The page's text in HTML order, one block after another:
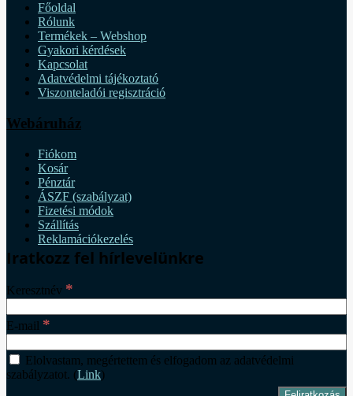
Főoldal
Rólunk
Termékek – Webshop
Gyakori kérdések
Kapcsolat
Adatvédelmi tájékoztató
Viszonteladói regisztráció
Webáruház
Fiókom
Kosár
Pénztár
ÁSZF (szabályzat)
Fizetési módok
Szállítás
Reklamációkezelés
Iratkozz fel hírlevelünkre
Keresztnév *
E-mail *
Elolvastam, megértettem és elfogadom az adatvédelmi
szabályzatot. (Link)